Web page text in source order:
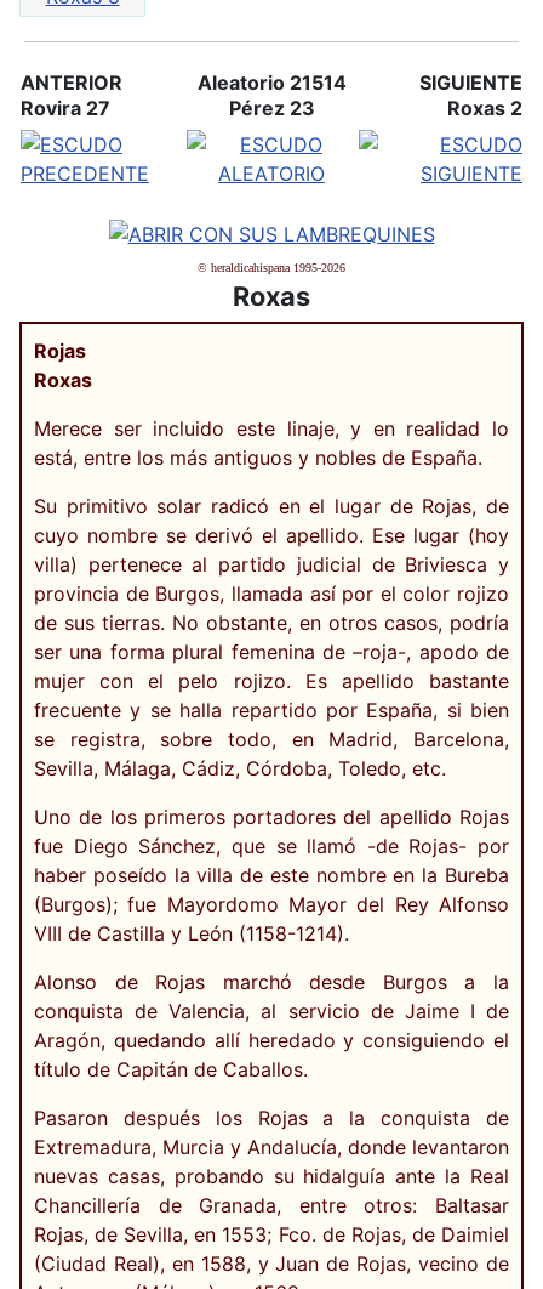
ANTERIOR
Rovira 27
Aleatorio 21514
Pérez 23
SIGUIENTE
Roxas 2
© heraldicahispana 1995-2026
Roxas
Rojas
Roxas
Merece ser incluido este linaje, y en realidad lo
está, entre los más antiguos y nobles de España.
Su primitivo solar radicó en el lugar de Rojas, de
cuyo nombre se derivó el apellido. Ese lugar (hoy
villa) pertenece al partido judicial de Briviesca y
provincia de Burgos, llamada así por el color rojizo
de sus tierras. No obstante, en otros casos, podría
ser una forma plural femenina de –roja-, apodo de
mujer con el pelo rojizo. Es apellido bastante
frecuente y se halla repartido por España, si bien
se registra, sobre todo, en Madrid, Barcelona,
Sevilla, Málaga, Cádiz, Córdoba, Toledo, etc.
Uno de los primeros portadores del apellido Rojas
fue Diego Sánchez, que se llamó -de Rojas- por
haber poseído la villa de este nombre en la Bureba
(Burgos); fue Mayordomo Mayor del Rey Alfonso
VIII de Castilla y León (1158-1214).
Alonso de Rojas marchó desde Burgos a la
conquista de Valencia, al servicio de Jaime I de
Aragón, quedando allí heredado y consiguiendo el
título de Capitán de Caballos.
Pasaron después los Rojas a la conquista de
Extremadura, Murcia y Andalucía, donde levantaron
nuevas casas, probando su hidalguía ante la Real
Chancillería de Granada, entre otros: Baltasar
Rojas, de Sevilla, en 1553; Fco. de Rojas, de Daimiel
(Ciudad Real), en 1588, y Juan de Rojas, vecino de